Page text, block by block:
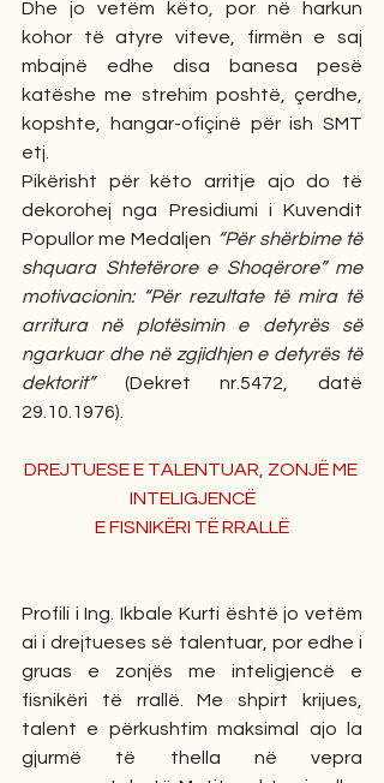
Dhe jo vetëm këto, por në harkun
kohor të atyre viteve, firmën e saj
mbajnë edhe disa banesa pesë
katëshe me strehim poshtë, çerdhe,
kopshte, hangar-ofiçinë për ish SMT
etj.
Pikërisht për këto arritje ajo do të
dekorohej nga Presidiumi i Kuvendit
Popullor me Medaljen “Për shërbime të
shquara Shtetërore e Shoqërore” me
motivacionin: “Për rezultate të mira të
arritura në plotësimin e detyrës së
ngarkuar dhe në zgjidhjen e detyrës të
dektorit” (Dekret nr.5472, datë
29.10.1976).
DREJTUESE E TALENTUAR, ZONJË ME
INTELIGJENCË
E FISNIKËRI TË RRALLË
Profili i Ing. Ikbale Kurti është jo vetëm
ai i drejtueses së talentuar, por edhe i
gruas e zonjës me inteligjencë e
fisnikëri të rrallë. Me shpirt krijues,
talent e përkushtim maksimal ajo la
gjurmë të thella në vepra